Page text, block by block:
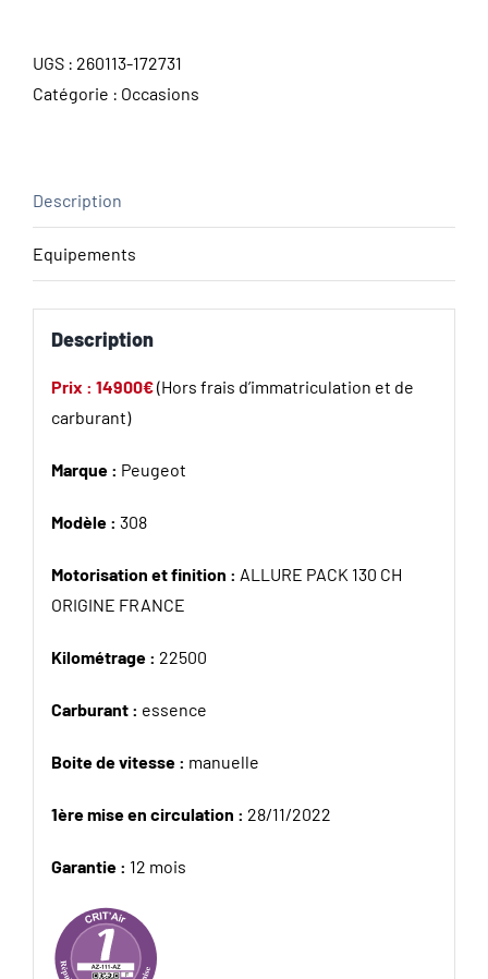
UGS : 260113-172731
Catégorie : Occasions
Description
Equipements
Description
Prix : 14900€(Hors frais d’immatriculation et de
carburant)
Marque : Peugeot
Modèle : 308
Motorisation et finition : ALLURE PACK 130 CH
ORIGINE FRANCE
Kilométrage : 22500
Carburant : essence
Boite de vitesse : manuelle
1ère mise en circulation : 28/11/2022
Garantie : 12 mois